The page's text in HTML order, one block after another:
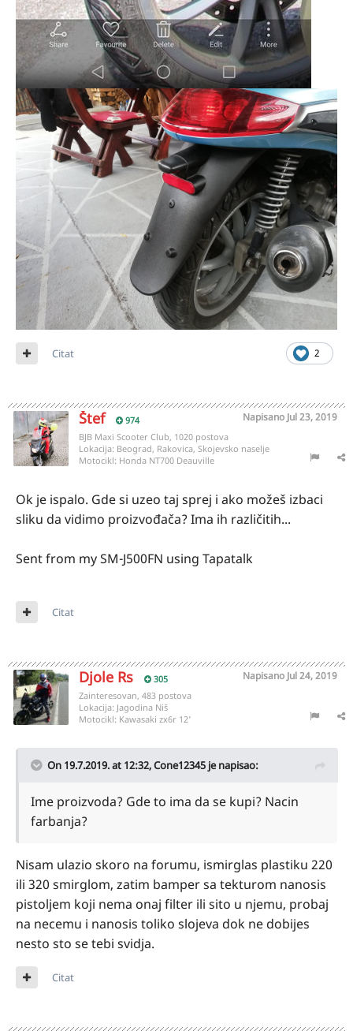
2
Citat
Štef 974 Napisano Jul 23, 2019
BJB Maxi Scooter Club, 1020 postova
Lokacija: Beograd, Rakovica, Skojevsko naselje
Motocikl: Honda NT700 Deauville
Ok je ispalo. Gde si uzeo taj sprej i ako možeš izbaci
sliku da vidimo proizvođača? Ima ih različitih...
Sent from my SM-J500FN using Tapatalk
Citat
Djole Rs 305 Napisano Jul 24, 2019
Zainteresovan, 483 postova
Lokacija: Jagodina Niš
Motocikl: Kawasaki zx6r 12'
On 19.7.2019. at 12:32,Cone12345 je napisao:
Ime proizvoda? Gde to ima da se kupi? Nacin
farbanja?
Nisam ulazio skoro na forumu, ismirglas plastiku 220
ili 320 smirglom, zatim bamper sa tekturom nanosis
pistoljem koji nema onaj filter ili sito u njemu, probaj
na necemu i nanosis toliko slojeva dok ne dobijes
nesto sto se tebi svidja.
Citat